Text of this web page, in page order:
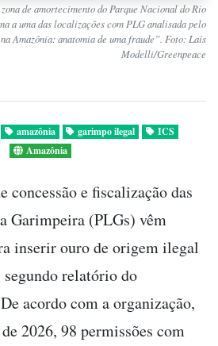
de amortecimento do Parque Nacional do Rio
a uma das localizações com PLG analisada pelo
Amazônia: anatomia de uma fraude”. Foto: Laís
Modelli/Greenpeace
amazônia garimpo ilegal
ICS
Amazônia
concessão e fiscalização das
Garimpeira (PLGs) vêm
inserir ouro de origem ilegal
relatório do
acordo com a organização,
2026, 98 permissões com